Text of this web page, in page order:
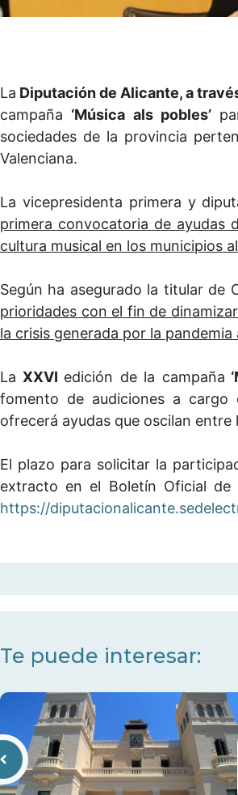
La Diputación de Alicante, a
campaña ‘Música als pobles’
sociedades de la provincia
Valenciana.
La vicepresidenta primera y
primera convocatoria de ayudas
cultura musical en los municipios
Según ha asegurado la titular de
prioridades con el fin de
la crisis generada por la
La XXVI edición de la campaña
fomento de audiciones a cargo
ofrecerá ayudas que oscilan entre
El plazo para solicitar la
extracto en el Boletín Oficial de
https://
Te puede interesar: